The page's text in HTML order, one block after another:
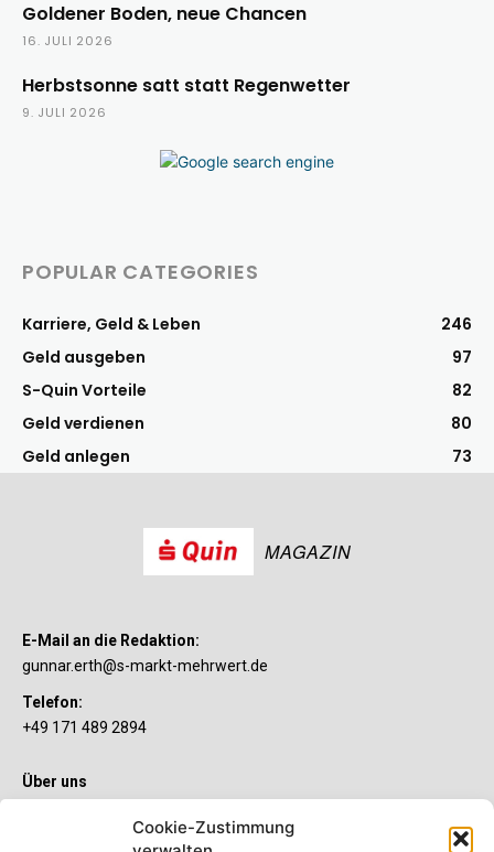
Cookie-Zustimmung
Goldener Boden, neue Chancen
16. JULI 2026
Herbstsonne satt statt Regenwetter
9. JULI 2026
POPULAR CATEGORIES
Karriere, Geld & Leben
246
Geld ausgeben
97
S-Quin Vorteile
82
Geld verdienen
80
Geld anlegen
73
MAGAZIN
E-Mail an die Redaktion:
gunnar.erth@s-markt-mehrwert.de
Telefon:
+49 171 489 2894
Über uns
Sie wollen mehr als ein gewöhnliches Girokonto? Dann ist unser